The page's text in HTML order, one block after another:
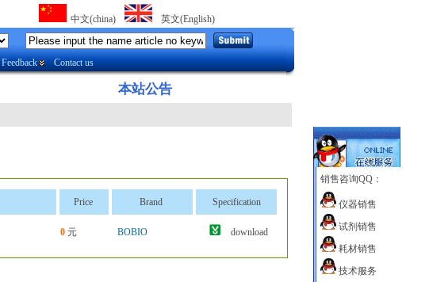
中文(china) 英文(English)
Feedback Contact us
本站公告：
销售咨询QQ：
仪器销售
试剂销售
耗材销售
技术服务
Price Brand Specification
0 元 BOBIO download